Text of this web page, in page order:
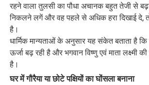
रहने वाला तुलसी का पौधा अचानक बहुत तेजी से
निकलने लगें और वह पहले से अधिक हरा दिखाई दे,
है।
धार्मिक मान्यताओं के अनुसार यह संकेत बताता है
ऊर्जा बढ़ रही है और भगवान विष्णु एवं माता लक्ष्मी की
है।
घर में गौरैया या छोटे पक्षियों का घोंसला बनाना